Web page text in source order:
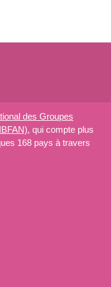
des Groupes
, qui compte plus
168 pays à travers